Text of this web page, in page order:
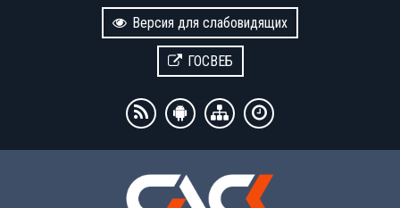
Версия для слабовидящих
ГОСВЕБ